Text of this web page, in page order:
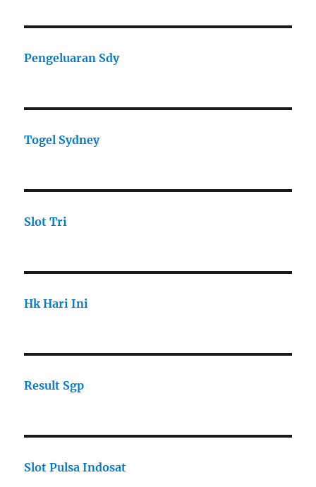
Pengeluaran Sdy
Togel Sydney
Slot Tri
Hk Hari Ini
Result Sgp
Slot Pulsa Indosat